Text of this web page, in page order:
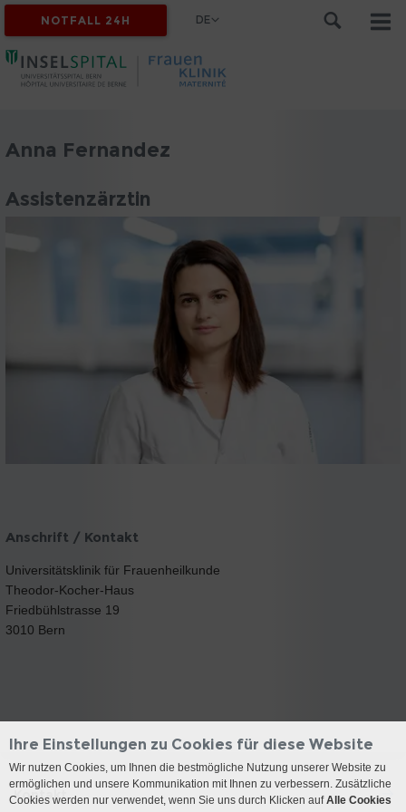
NOTFALL 24H DE
Anna Fernandez
Assistenzärztin
Anschrift / Kontakt
Universitätsklinik für Frauenheilkunde
Theodor-Kocher-Haus
Friedbühlstrasse 19
3010 Bern
Kontakt
Ihre Einstellungen zu Cookies für diese Website
Wir nutzen Cookies, um Ihnen die bestmögliche Nutzung unserer Website zu
ermöglichen und unsere Kommunikation mit Ihnen zu verbessern. Zusätzliche
Cookies werden nur verwendet, wenn Sie uns durch Klicken aufAlle Cookies